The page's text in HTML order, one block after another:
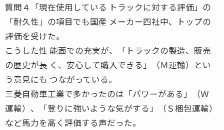
質問４「現在使用している トラックに対する評価」の
「耐久性」の項目でも国産 メーカー四社中、トップの
評価を受けた。
こうした性 能面での充実が、「トラックの製造、販売
の歴史が長 く、安心して購入できる」（Ｍ運輸）とい
う意見にも つながっている。
三菱自動車工業で多かったのは「パワーがある」（Ｗ
運輸）、「登りに強いような気がする」（Ｓ梱包運輸）
など馬力を高く評価する声だった。